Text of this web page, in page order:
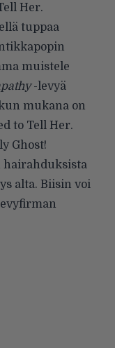
Her.
tuppaa
muistele
-levyä
mukana on
to Tell Her.
Ghost!
alta. Biisin voi